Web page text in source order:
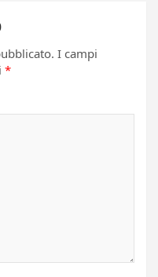
I campi
*